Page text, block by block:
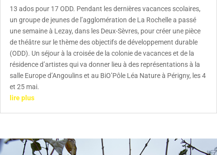
13 ados pour 17 ODD. Pendant les dernières vacances scolaires,
un groupe de jeunes de l’agglomération de La Rochelle a passé
une semaine à Lezay, dans les Deux-Sèvres, pour créer une pièce
de théâtre sur le thème des objectifs de développement durable
(ODD). Un séjour à la croisée de la colonie de vacances et de la
résidence d’artistes qui va donner lieu à des représentations à la
salle Europe d’Angoulins et au BiO’Pôle Léa Nature à Périgny, les 4
et 25 mai.
lire plus